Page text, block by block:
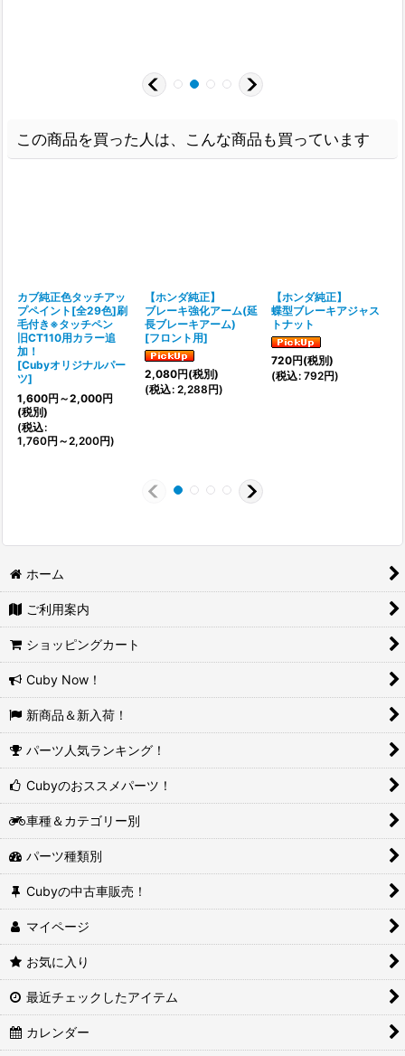
この商品を買った人は、こんな商品も買っています
カブ純正色タッチアッ
プペイント[全29色]刷
毛付き※タッチペン
旧CT110用カラー追
加！
[Cubyオリジナルパー
ツ]
1,600円 ～2,000円
(税別)
(税込:
1,760円 ～2,200円)
【ホンダ純正】
ブレーキ強化アーム(延
長ブレーキアーム)
[フロント用]
2,080円(税別)
(税込: 2,288円)
【ホンダ純正】
蝶型ブレーキアジャス
トナット
720円(税別)
(税込: 792円)
ホーム
ご利用案内
ショッピングカート
Cuby Now！
新商品＆新入荷！
パーツ人気ランキング！
Cubyのおススメパーツ！
車種＆カテゴリー別
パーツ種類別
Cubyの中古車販売！
マイページ
お気に入り
最近チェックしたアイテム
カレンダー